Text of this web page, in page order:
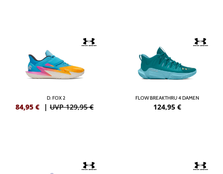
D. FOX 2
84,95 € | UVP 129,95 €
FLOW BREAKTHRU 4 DAMEN
124,95 €